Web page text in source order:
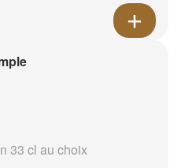
33 cl au choix